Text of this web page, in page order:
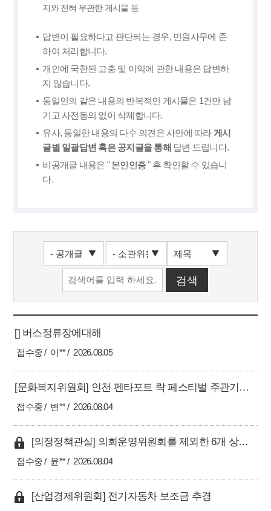
지와 전혀 무관한 게시물 등
답변이 필요하다고 판단되는 경우, 민원사무에 준
하여 처리합니다.
개인에 국한된 고충 및 이익에 관한 내용은 답변하
지 않습니다.
동일인의 같은 내용의 반복적인 게시물은 1건만 남
기고 사전동의 없이 삭제합니다.
유사, 동일한 내용의 다수 의견은 사안에 따라게시
글별 일괄답변 혹은 공지글을 통해 답변 드립니다.
비공개글 내용은 "본인인증" 후 확인할 수 있습니
다.
[] 버스정류장에대해
접수중 이** 2026.08.05
[문화복지위원회] 인천 펜타포트 락 페스티벌 주관기관 관리부실 규명 및 지방의회 행정사무감사 적극 추진 촉구의 건
접수중 변** 2026.08.04
[의정정책관실] 의회운영위원회를 제외한 6개 상임위원회의 2026년 공무국외출장 계획 철회 건의
접수중 윤** 2026.08.04
[산업경제위원회] 전기자동차 보조금 추경